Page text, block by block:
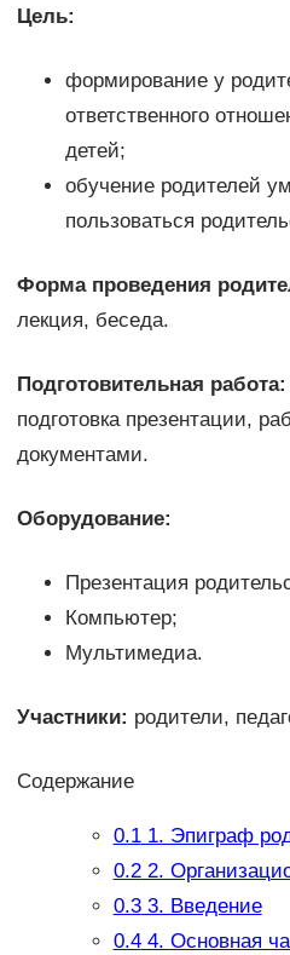
Цель:
формирование у
ответственного
детей;
обучение родителей
пользоваться
Форма проведения
лекция, беседа.
Подготовительная работа:
подготовка презентации,
документами.
Оборудование:
Презентация
Компьютер;
Мультимедиа.
Участники: родители,
Содержание
0.11. Эпиграф
0.22.
0.33. Введение
0.44. Основная